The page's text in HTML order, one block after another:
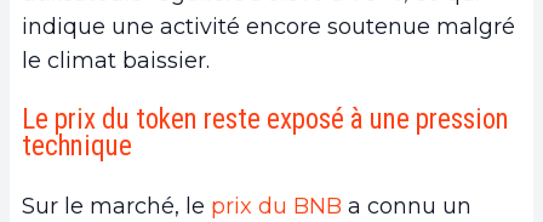
indique une activité encore soutenue malgré
le climat baissier.
Le prix du token reste exposé à une pression
technique
Sur le marché, le prix du BNB a connu un